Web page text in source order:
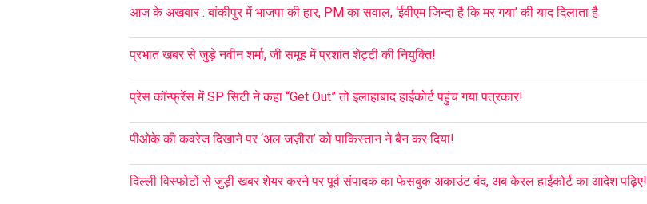
आज के अखबार : बांकीपुर में भाजपा की हार, PM का सवाल, ‘ईवीएम जिन्दा है कि मर गया’ की याद दिलाता है
प्रभात खबर से जुड़े नवीन शर्मा, जी समूह में प्रशांत शेट्टी की नियुक्ति!
प्रेस कॉन्फ्रेंस में SP सिटी ने कहा “Get Out” तो इलाहाबाद हाईकोर्ट पहुंच गया पत्रकार!
पीओके की कवरेज दिखाने पर ‘अल जज़ीरा’ को पाकिस्तान ने बैन कर दिया!
दिल्ली विस्फोटों से जुड़ी खबर शेयर करने पर पूर्व संपादक का फेसबुक अकाउंट बंद, अब केरल हाईकोर्ट का आदेश पढ़िए!